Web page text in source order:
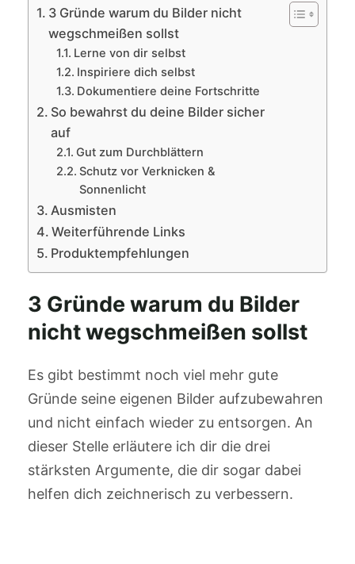
3 Gründe warum du Bilder nicht
wegschmeißen sollst
Lerne von dir selbst
Inspiriere dich selbst
Dokumentiere deine Fortschritte
So bewahrst du deine Bilder sicher
auf
Gut zum Durchblättern
Schutz vor Verknicken &
Sonnenlicht
Ausmisten
Weiterführende Links
Produktempfehlungen
3 Gründe warum du Bilder
nicht wegschmeißen sollst
Es gibt bestimmt noch viel mehr gute
Gründe seine eigenen Bilder aufzubewahren
und nicht einfach wieder zu entsorgen. An
dieser Stelle erläutere ich dir die drei
stärksten Argumente, die dir sogar dabei
helfen dich zeichnerisch zu verbessern.